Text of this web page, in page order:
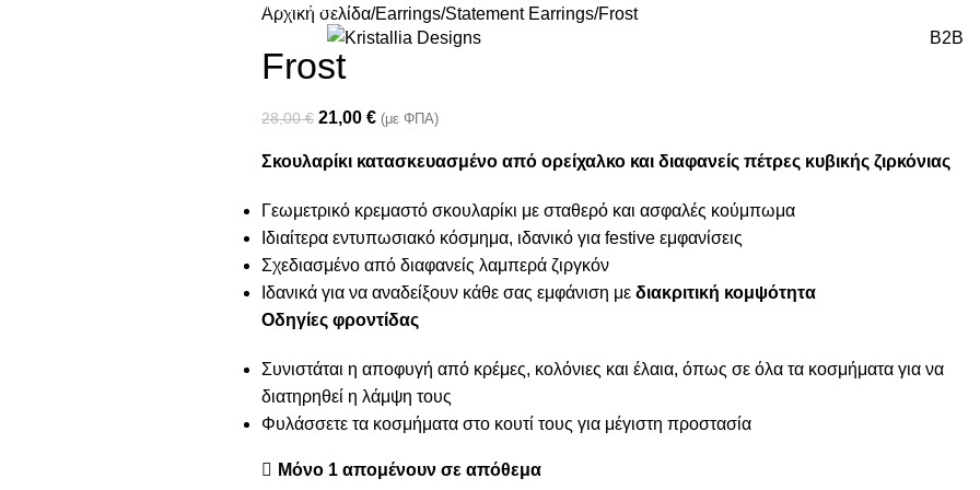
Join our newsletter and enjoy 10% Off
B2B
Αρχική σελίδα Earrings Statement Earrings Frost
Frost
28,00€ 21,00 € (με ΦΠΑ)
Σκουλαρίκι κατασκευασμένο από ορείχαλκο και διαφανείς πέτρες κυβικής ζιρκόνιας
Γεωμετρικό κρεμαστό σκουλαρίκι με σταθερό και ασφαλές κούμπωμα
Ιδιαίτερα εντυπωσιακό κόσμημα, ιδανικό για festive εμφανίσεις
Σχεδιασμένο από διαφανείς λαμπερά ζιργκόν
Ιδανικά για να αναδείξουν κάθε σας εμφάνιση με διακριτική κομψότητα
Οδηγίες φροντίδας
Συνιστάται η αποφυγή από κρέμες, κολόνιες και έλαια, όπως σε όλα τα κοσμήματα για να
διατηρηθεί η λάμψη τους
Φυλάσσετε τα κοσμήματα στο κουτί τους για μέγιστη προστασία
Μόνο 1 απομένουν σε απόθεμα